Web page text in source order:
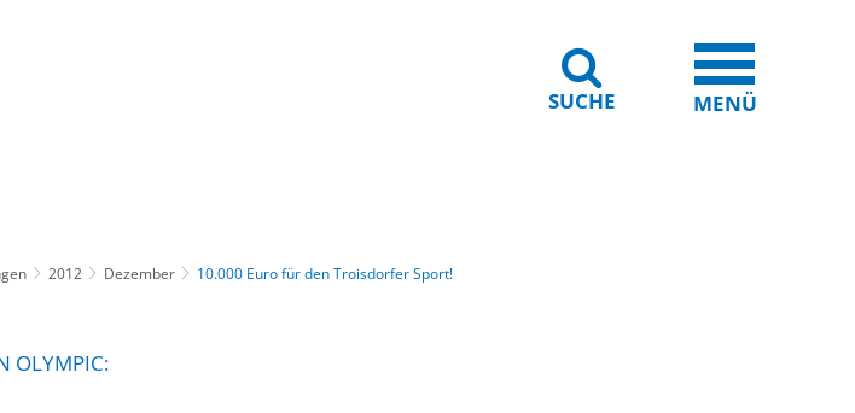
SUCHE MENÜ
2012 Dezember 10.000 Euro für den Troisdorfer Sport!
OLYMPIC: